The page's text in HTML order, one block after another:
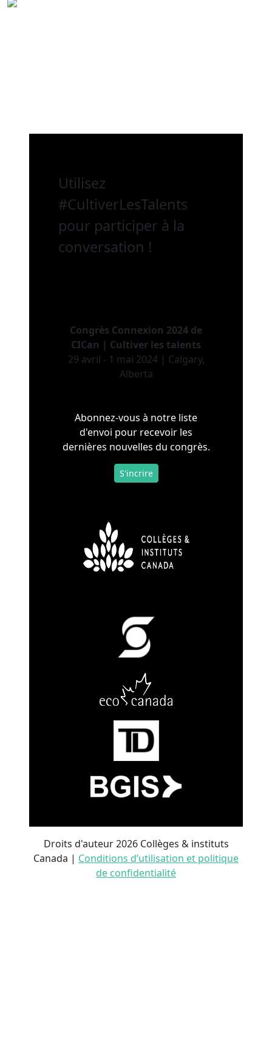
Utilisez
#CultiverLesTalents
pour participer à la
conversation !
Congrès Connexion 2024 de
CICan | Cultiver les talents
29 avril - 1 mai 2024 | Calgary,
Alberta
Abonnez-vous à notre liste
d'envoi pour recevoir les
dernières nouvelles du congrès.
S'incrire
Droits d'auteur 2026 Collèges & instituts
Canada | Conditions d’utilisation et politique
de confidentialité